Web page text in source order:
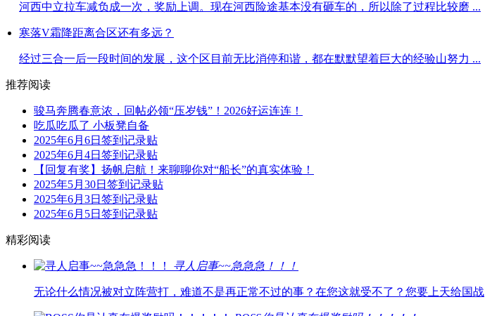
河西中立拉车减负成一次，奖励上调。现在河西险途基本没有砸车的，所以除了过程比较磨 ...
寒落V霜降距离合区还有多远？
经过三合一后一段时间的发展，这个区目前无比消停和谐，都在默默望着巨大的经验山努力 ...
推荐阅读
骏马奔腾春意浓，回帖必领“压岁钱”！2026好运连连！
吃瓜吃瓜了 小板凳自备
2025年6月6日签到记录贴
2025年6月4日签到记录贴
【回复有奖】扬帆启航！来聊聊你对“船长”的真实体验！
2025年5月30日签到记录贴
2025年6月3日签到记录贴
2025年6月5日签到记录贴
精彩阅读
寻人启事~~急急急！！！
无论什么情况被对立阵营打，难道不是再正常不过的事？在您这就受不了？您要上天给国战